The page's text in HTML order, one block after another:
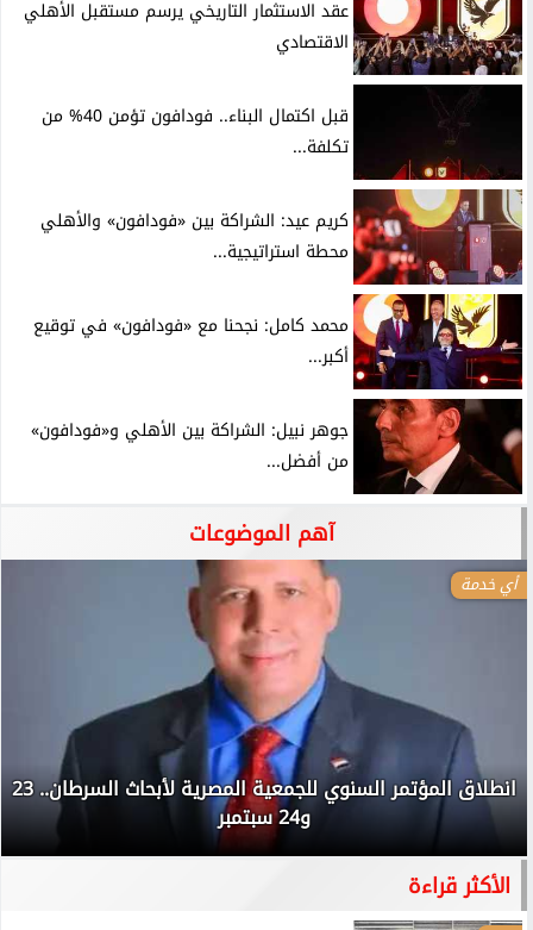
عقد الاستثمار التاريخي يرسم مستقبل الأهلي
الاقتصادي
قبل اكتمال البناء.. فودافون تؤمن 40% من
تكلفة...
كريم عيد: الشراكة بين «فودافون» والأهلي
محطة استراتيجية...
محمد كامل: نجحنا مع «فودافون» في توقيع
أكبر...
جوهر نبيل: الشراكة بين الأهلي و«فودافون»
من أفضل...
آهم الموضوعات
أي خدمة
انطلاق المؤتمر السنوي للجمعية المصرية لأبحاث السرطان.. 23
و24 سبتمبر
الأكثر قراءة